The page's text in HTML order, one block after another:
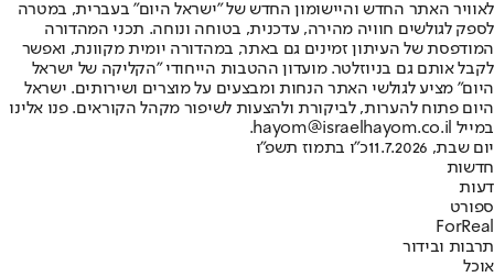
לאוויר האתר החדש והיישומון החדש של "ישראל היום" בעברית, במטרה
לספק לגולשים חוויה מהירה, עדכנית, בטוחה ונוחה. תכני המהדורה
המודפסת של העיתון זמינים גם באתר, במהדורה יומית מקוונת, ואפשר
לקבל אותם גם בניוזלטר. מועדון ההטבות הייחודי "הקליקה של ישראל
היום" מציע לגולשי האתר הנחות ומבצעים על מוצרים ושירותים. ישראל
היום פתוח להערות, לביקורת ולהצעות לשיפור מקהל הקוראים. פנו אלינו
במייל hayom@israelhayom.co.il.
יום שבת, 11.7.2026
כ"ו בתמוז תשפ"ו
חדשות
דעות
ספורט
ForReal
תרבות ובידור
אוכל